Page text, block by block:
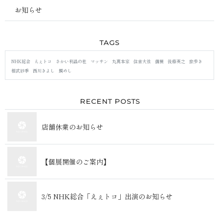
お知らせ
TAGS
NHK総合 えぇトコ さかい利晶の杜 マッサン 丸萬本家 住吉大社 個展 後藤英之
旅歩き
相武紗季
西川きよし 鯛めし
RECENT POSTS
店舗休業のお知らせ
【個展開催のご案内】
3/5 NHK総合「えぇトコ」出演のお知らせ